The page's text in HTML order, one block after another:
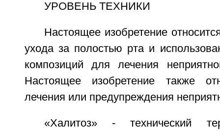
УРОВЕНЬ ТЕХНИКИ
Настоящее изобретение
ухода за полостью рта и
композиций для лечения
Настоящее изобретение также
лечения или предупреждения
«Халитоз» - технический